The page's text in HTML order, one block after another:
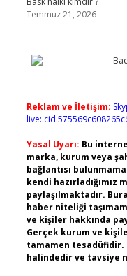
Temmuz 21, 2026
Reklam ve İletişim:
Yasal Uyarı: Bu
marka, kurum veya
bağlantısı
kendi hazırladığımız
paylaşılmaktadır.
haber niteliği
ve kişiler hakkında
Gerçek kurum ve
tamamen
halindedir ve tavsiye